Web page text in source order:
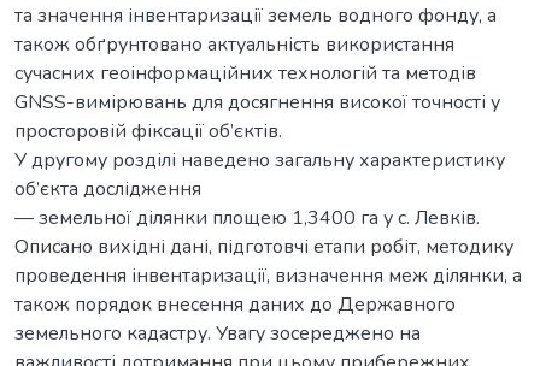
та значення інвентаризації земель водного фонду, а
також обґрунтовано актуальність використання
сучасних геоінформаційних технологій та методів
GNSS-вимірювань для досягнення високої точності у
просторовій фіксації об’єктів.
У другому розділі наведено загальну характеристику
об’єкта дослідження
— земельної ділянки площею 1,3400 га у с. Левків.
Описано вихідні дані, підготовчі етапи робіт, методику
проведення інвентаризації, визначення меж ділянки, а
також порядок внесення даних до Державного
земельного кадастру. Увагу зосереджено на